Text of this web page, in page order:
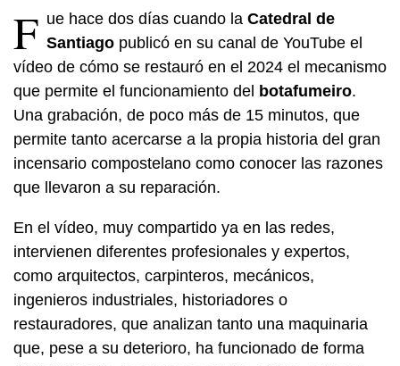
F ue hace dos días cuando la Catedral de
Santiago publicó en su canal de YouTube el
vídeo de cómo se restauró en el 2024 el mecanismo
que permite el funcionamiento del botafumeiro.
Una grabación, de poco más de 15 minutos, que
permite tanto acercarse a la propia historia del gran
incensario compostelano como conocer las razones
que llevaron a su reparación.
En el vídeo, muy compartido ya en las redes,
intervienen diferentes profesionales y expertos,
como arquitectos, carpinteros, mecánicos,
ingenieros industriales, historiadores o
restauradores, que analizan tanto una maquinaria
que, pese a su deterioro, ha funcionado de forma